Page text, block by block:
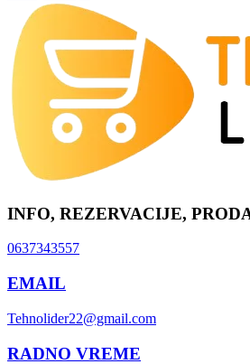
INFO, REZERVACIJE,
0637343557
EMAIL
Tehnolider22@gmail.com
RADNO VREME